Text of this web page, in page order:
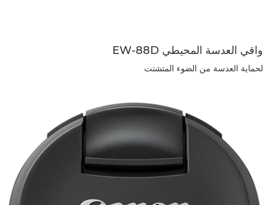
واقي العدسة المحيطي EW-88D
لحماية العدسة من الضوء المتشتت